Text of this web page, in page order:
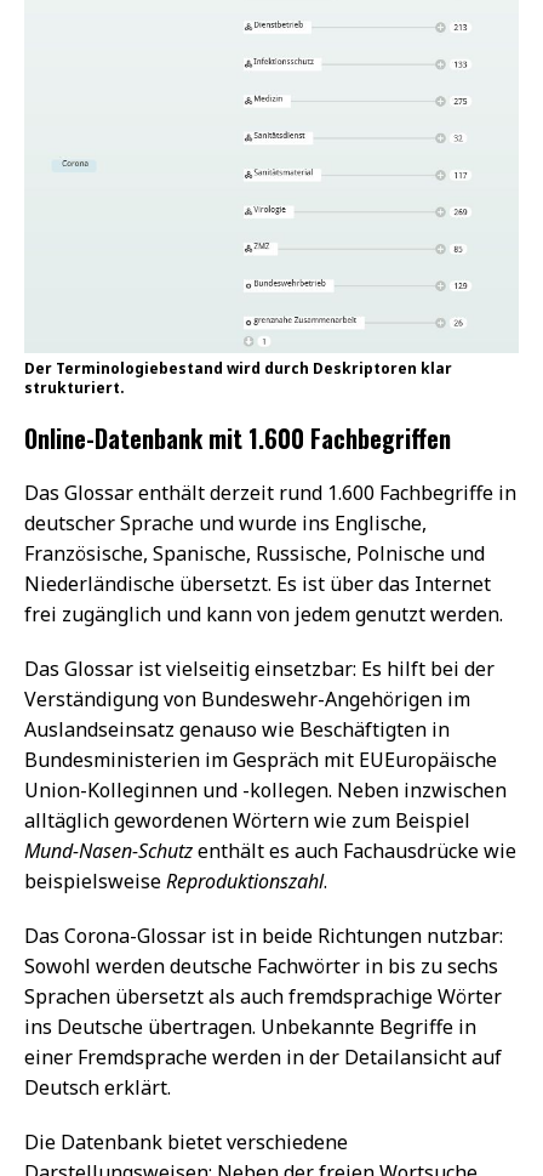
Der Terminologiebestand wird durch Deskriptoren klar
strukturiert.
Online-Datenbank mit 1.600 Fachbegriffen
Das Glossar enthält derzeit rund 1.600 Fachbegriffe in
deutscher Sprache und wurde ins Englische,
Französische, Spanische, Russische, Polnische und
Niederländische übersetzt. Es ist über das Internet
frei zugänglich und kann von jedem genutzt werden.
Das Glossar ist vielseitig einsetzbar: Es hilft bei der
Verständigung von Bundeswehr-Angehörigen im
Auslandseinsatz genauso wie Beschäftigten in
Bundesministerien im Gespräch mit EUEuropäische
Union-Kolleginnen und -kollegen. Neben inzwischen
alltäglich gewordenen Wörtern wie zum Beispiel
Mund-Nasen-Schutzenthält es auch Fachausdrücke wie
beispielsweiseReproduktionszahl.
Das Corona-Glossar ist in beide Richtungen nutzbar:
Sowohl werden deutsche Fachwörter in bis zu sechs
Sprachen übersetzt als auch fremdsprachige Wörter
ins Deutsche übertragen. Unbekannte Begriffe in
einer Fremdsprache werden in der Detailansicht auf
Deutsch erklärt.
Die Datenbank bietet verschiedene